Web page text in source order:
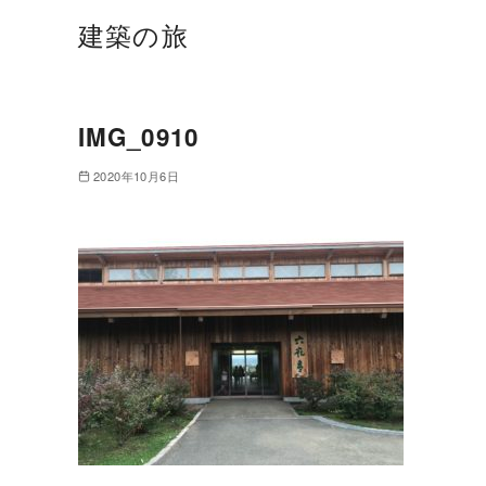
建築の旅
IMG_0910
2020年10月6日